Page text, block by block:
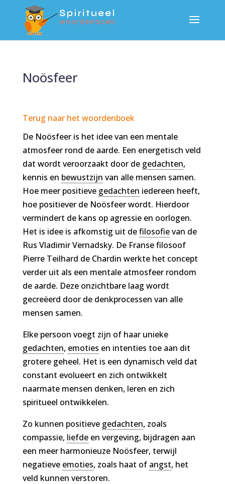
Noösfeer
Terug naar het woordenboek
De Noösfeer is het idee van een mentale
atmosfeer rond de aarde. Een energetisch veld
dat wordt veroorzaakt door de gedachten,
kennis en bewustzijn van alle mensen samen.
Hoe meer positieve gedachten iedereen heeft,
hoe positiever de Noösfeer wordt. Hierdoor
vermindert de kans op agressie en oorlogen.
Het is idee is afkomstig uit defilosofievan de
Rus Vladimir Vernadsky. De Franse filosoof
Pierre Teilhard de Chardin werkte het concept
verder uit als een mentale atmosfeer rondom
de aarde. Deze onzichtbare laag wordt
gecreëerd door de denkprocessen van alle
mensen samen.
Elke persoon voegt zijn of haar unieke
gedachten, emoties en intenties toe aan dit
grotere geheel. Het is een dynamisch veld dat
constant evolueert en zich ontwikkelt
naarmate mensen denken, leren en zich
spiritueel ontwikkelen.
Zo kunnen positieve gedachten, zoals
compassie, liefdeen vergeving, bijdragen aan
een meer harmonieuze Noösfeer, terwijl
negatieve emoties, zoals haat of angst, het
veld kunnen verstoren.